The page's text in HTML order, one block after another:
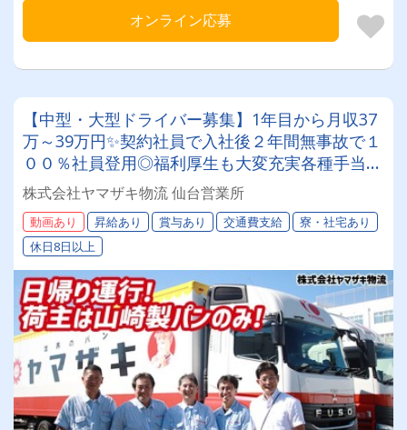
オンライン応募
【中型・大型ドライバー募集】1年目から月収37
万～39万円✨契約社員で入社後２年間無事故で１
００％社員登用◎福利厚生も大変充実各種手当が
豊富★年間休日１１３日以上完全取得★＼山崎製
パングループで安定勤務しませんか？／
株式会社ヤマザキ物流 仙台営業所
動画あり 昇給あり 賞与あり 交通費支給
寮・社宅あり
休日8日以上